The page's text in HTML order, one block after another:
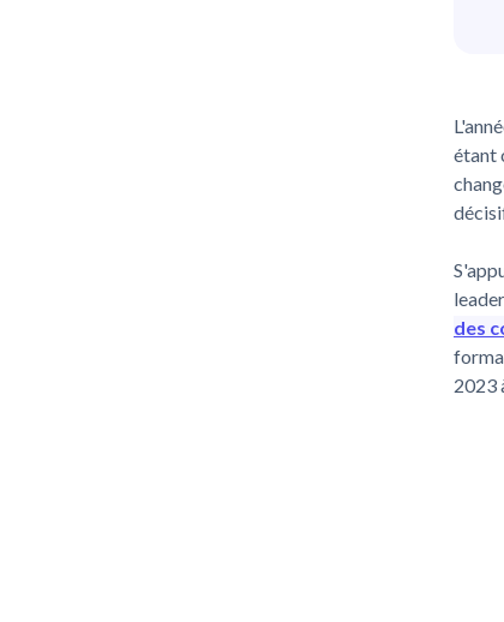
étant
des
2023